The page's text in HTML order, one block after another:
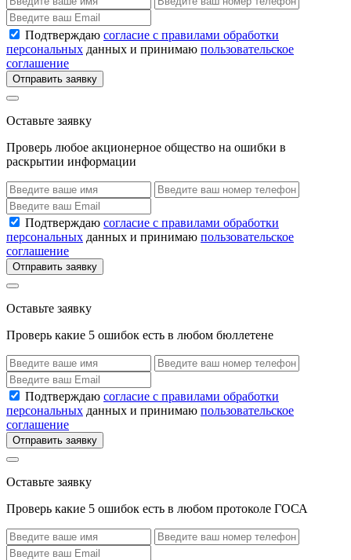
Подтверждаю согласие с правилами обработки
персональных данных и принимаю пользовательское
соглашение
Отправить заявку
Оставьте заявку
Проверь любое акционерное общество на ошибки в
раскрытии информации
Подтверждаю согласие с правилами обработки
персональных данных и принимаю пользовательское
соглашение
Отправить заявку
Оставьте заявку
Проверь какие 5 ошибок есть в любом бюллетене
Подтверждаю согласие с правилами обработки
персональных данных и принимаю пользовательское
соглашение
Отправить заявку
Оставьте заявку
Проверь какие 5 ошибок есть в любом протоколе ГОСА